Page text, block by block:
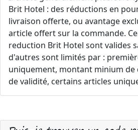
Brit Hotel : des réductions en
livraison offerte, ou avantage
article offert sur la commande.
reduction Brit Hotel sont valides
d'autres sont limités par :
uniquement, montant minium de
de validité, certains articles